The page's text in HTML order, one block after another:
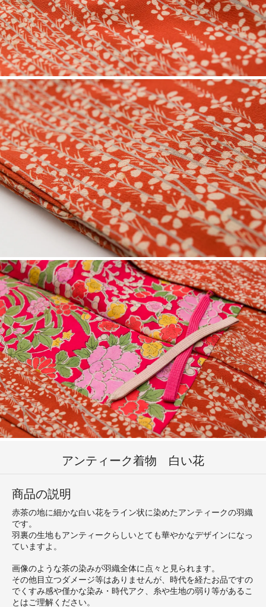
アンティーク着物 白い花
商品の説明
赤茶の地に細かな白い花をライン状に染めたアンティークの羽織
です。
羽裏の生地もアンティークらしいとても華やかなデザインになっ
ていますよ。
画像のような茶の染みが羽織全体に点々と見られます。
その他目立つダメージ等はありませんが、時代を経たお品ですの
でくすみ感や僅かな染み・時代アク、糸や生地の弱り等があるこ
とはご理解ください。